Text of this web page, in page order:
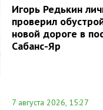
Игорь Редькин
проверил
новой дороге в
Сабанс-Яр
7 августа 2026, 15:27